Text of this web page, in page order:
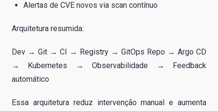
Alertas de CVE novos via scan contínuo
Arquitetura resumida:
Dev → Git → CI → Registry → GitOps Repo → Argo CD
→ Kubernetes → Observabilidade → Feedback
automático
Essa arquitetura reduz intervenção manual e aumenta